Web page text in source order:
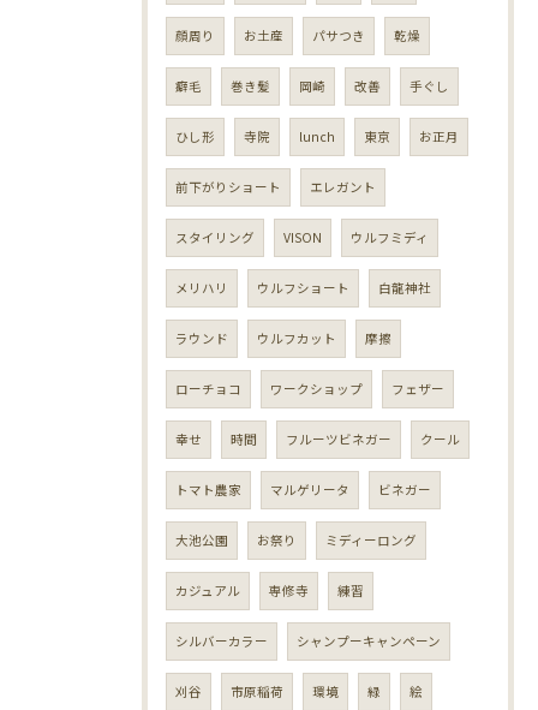
顔周り お土産 パサつき 乾燥
癖毛 巻き髪 岡崎 改善 手ぐし
ひし形 寺院 lunch 東京 お正月
前下がりショート エレガント
スタイリング VISON ウルフミディ
メリハリ ウルフショート 白龍神社
ラウンド ウルフカット 摩擦
ローチョコ ワークショップ フェザー
幸せ 時間 フルーツビネガー クール
トマト農家 マルゲリータ ビネガー
大池公園 お祭り ミディーロング
カジュアル 専修寺 練習
シルバーカラー シャンプーキャンペーン
刈谷 市原稲荷 環境 緑 絵